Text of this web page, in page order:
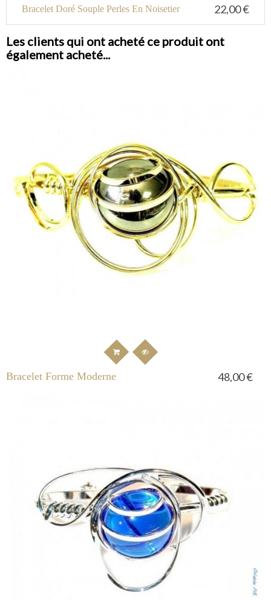
Bracelet Doré Souple Perles En Noisetier 22,00 €
Les clients qui ont acheté ce produit ont
également acheté...
Bracelet Forme Moderne 48,00 €